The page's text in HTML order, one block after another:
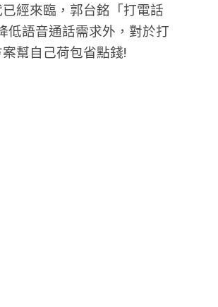
經來臨，郭台銘「打電話
低語音通話需求外，對於打
幫自己荷包省點錢!